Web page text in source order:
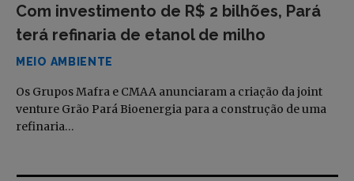
Com investimento de R$ 2 bilhões, Pará
terá refinaria de etanol de milho
MEIO AMBIENTE
Os Grupos Mafra e CMAA anunciaram a criação da joint
venture Grão Pará Bioenergia para a construção de uma
refinaria…